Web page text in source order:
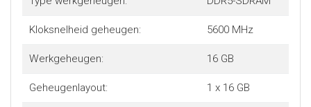
Kloksnelheid geheugen: 5600 MHz
Werkgeheugen: 16 GB
Geheugenlayout: 1 x 16 GB